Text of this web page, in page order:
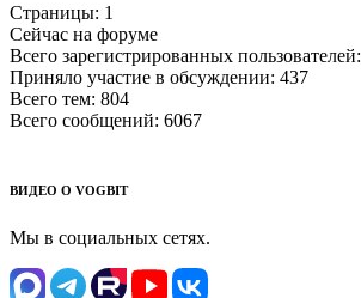
Страницы: 1
Сейчас на форуме
Всего зарегистрированных пользователей:
Приняло участие в обсуждении: 437
Всего тем: 804
Всего сообщений: 6067
ВИДЕО О VOGBIT
Мы в социальных сетях.